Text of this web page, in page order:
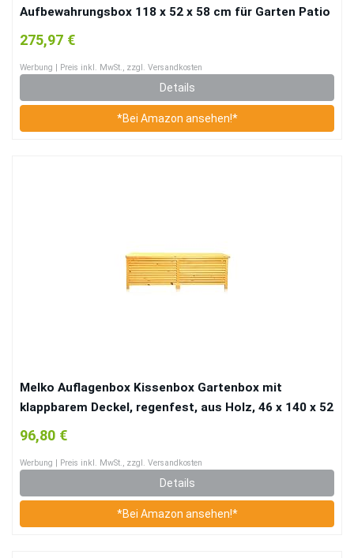
Aufbewahrungsbox 118 x 52 x 58 cm für Garten Patio
oder Terrasse
275,97 €
Werbung | Preis inkl. MwSt., zzgl. Versandkosten
Details
*Bei Amazon ansehen!*
Melko Auflagenbox Kissenbox Gartenbox mit
klappbarem Deckel, regenfest, aus Holz, 46 x 140 x 52
cm, Gartentruhe Holztruhe
96,80 €
Werbung | Preis inkl. MwSt., zzgl. Versandkosten
Details
*Bei Amazon ansehen!*